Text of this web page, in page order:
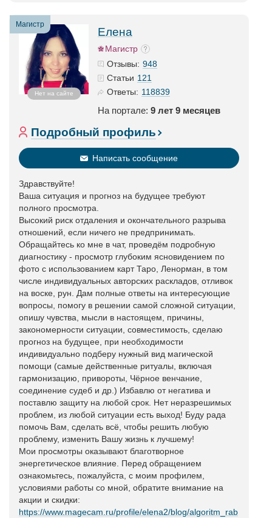
Магистр
Нет на сайте
Елена
Магистр
Отзывы: 948
Статьи 121
Ответы: 118839
На портале: 9 лет 9 месяцев
Подробный профиль
Написать сообщение
Здравствуйте!
Ваша ситуация и прогноз на будущее требуют
полного просмотра.
Высокий риск отдаления и окончательного разрыва
отношений, если ничего не предпринимать.
Обращайтесь ко мне в чат, проведём подробную
диагностику - просмотр глубоким ясновидением по
фото с использованием карт Таро, Ленорман, в том
числе индивидуальных авторских раскладов, отливок
на воске, рун. Дам полные ответы на интересующие
вопросы, помогу в решении самой сложной ситуации,
опишу чувства, мысли в настоящем, причины,
закономерности ситуации, совместимость, сделаю
прогноз на будущее, при необходимости
индивидуально подберу нужный вид магической
помощи (самые действенные ритуалы, включая
гармонизацию, привороты, Чёрное венчание,
соединение судеб и др.) Избавлю от негатива и
поставлю защиту на любой срок. Нет неразрешимых
проблем, из любой ситуации есть выход! Буду рада
помочь Вам, сделать всё, чтобы решить любую
проблему, изменить Вашу жизнь к лучшему!
Мои просмотры оказывают благотворное
энергетическое влияние. Перед обращением
ознакомьтесь, пожалуйста, с моим профилем,
условиями работы со мной, обратите внимание на
акции и скидки:
https://www.magecam.ru/profile/elena2/blog/algoritm_rab